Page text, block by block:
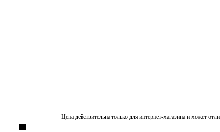
Цена действительна только для интернет-магазина и может